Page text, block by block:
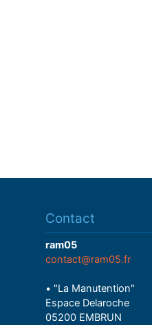
Contact
ram05
contact@ram05.fr
• "La Manutention"
Espace Delaroche
05200 EMBRUN